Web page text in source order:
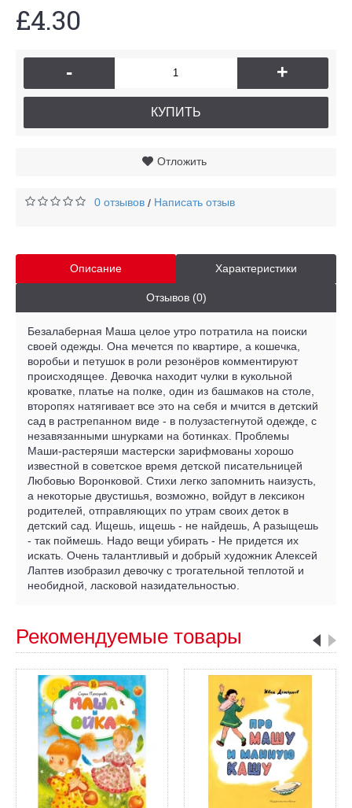
£4.30
- +
КУПИТЬ
Отложить
0 отзывов / Написать отзыв
Описание Характеристики
Отзывов (0)
Безалаберная Маша целое утро потратила на поиски
своей одежды. Она мечется по квартире, а кошечка,
воробьи и петушок в роли резонёров комментируют
происходящее. Девочка находит чулки в кукольной
кроватке, платье на полке, один из башмаков на столе,
второпях натягивает все это на себя и мчится в детский
сад в растрепанном виде - в полузастегнутой одежде, с
незавязанными шнурками на ботинках. Проблемы
Маши-растеряши мастерски зарифмованы хорошо
известной в советское время детской писательницей
Любовью Воронковой. Стихи легко запомнить наизусть,
а некоторые двустишья, возможно, войдут в лексикон
родителей, отправляющих по утрам своих деток в
детский сад. Ищешь, ищешь - не найдешь, А разыщешь
- так поймешь. Надо вещи убирать - Не придется их
искать. Очень талантливый и добрый художник Алексей
Лаптев изобразил девочку с трогательной теплотой и
необидной, ласковой назидательностью.
Рекомендуемые товары